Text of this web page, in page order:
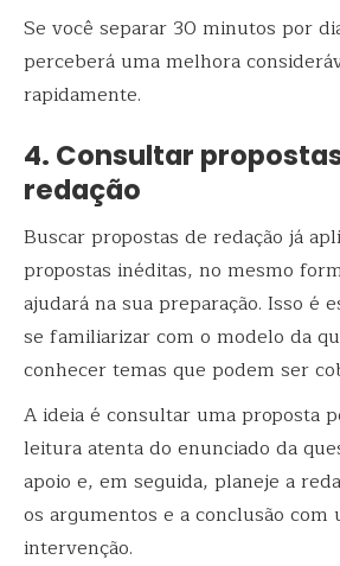
Se você separar 30 minutos por
perceberá uma melhora
rapidamente.
4. Consultar
redação
Buscarpropostas de redação já
propostas inéditas, no mesmo
ajudará na sua preparação. Isso é
se familiarizar com o modelo da
conhecer temas que podem ser
A ideia é consultar uma proposta
leitura atenta do enunciado da
apoio e, em seguida, planeje a
os argumentos e a conclusão com
intervenção.